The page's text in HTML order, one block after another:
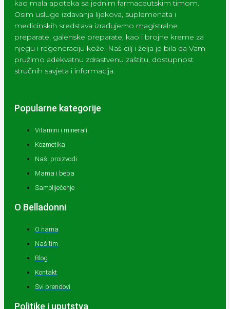
kao mala apoteka sa jednim farmaceutskim timom.
Osim usluge izdavanja lijekova, suplemenata i
medicinskih sredstava izrađujemo magistralne
preparate, galenske preparate, kao i brojne kreme za
njegu i regeneraciju kože. Naš cilj i želja je bila da Vam
pružimo adekvatnu zdrastvenu zaštitu, dostupnost
stručnih savjeta i informacija.
Popularne kategorije
Vitamini i minerali
Kozmetika
Naši proizvodi
Mama i beba
Samoliječenje
O Belladonni
O nama
Naš tim
Blog
Kontakt
Svi brendovi
Politike i uputstva